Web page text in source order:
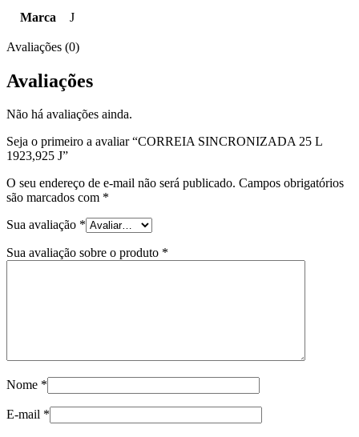
Marca J
Avaliações (0)
Avaliações
Não há avaliações ainda.
Seja o primeiro a avaliar “CORREIA SINCRONIZADA 25 L
1923,925 J”
O seu endereço de e-mail não será publicado. Campos obrigatórios
são marcados com *
Sua avaliação *
Sua avaliação sobre o produto *
Nome *
E-mail *